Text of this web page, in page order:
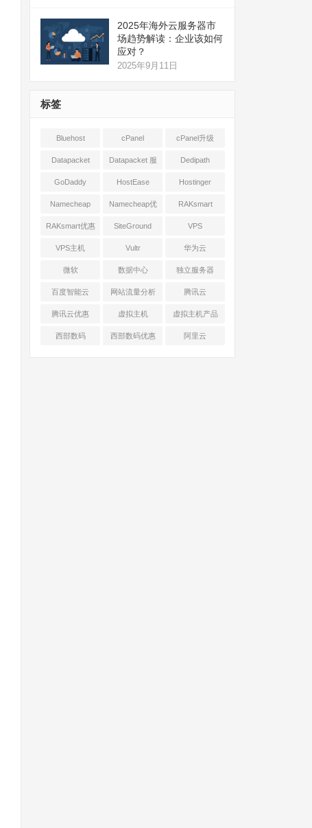
2025年海外云服务器市
场趋势解读：企业该如何
应对？
2025年9月11日
标签
Bluehost cPanel cPanel升级
Datapacket Datapacket 服
务器
Dedipath
GoDaddy HostEase Hostinger
Namecheap Namecheap优
惠
RAKsmart
RAKsmart优惠 SiteGround VPS
VPS主机 Vultr 华为云
微软 数据中心 独立服务器
百度智能云 网站流量分析 腾讯云
腾讯云优惠 虚拟主机 虚拟主机产品
对比
西部数码 西部数码优惠 阿里云